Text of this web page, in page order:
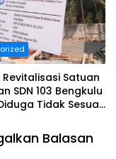
Satuan
SDN 103 Bengkulu
Tidak Sesuai
Balasan